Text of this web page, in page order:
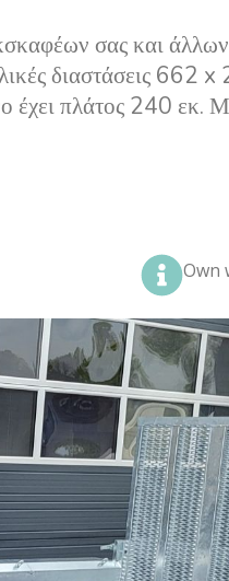
σας και
διαστάσεις 662 x
πλάτος 240 εκ.
Own